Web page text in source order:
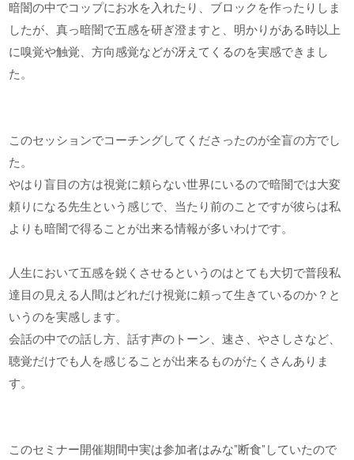
暗闇の中でコップにお水を入れたり、ブロックを作ったりしま
したが、真っ暗闇で五感を研ぎ澄ますと、明かりがある時以上
に嗅覚や触覚、方向感覚などが冴えてくるのを実感できまし
た。
このセッションでコーチングしてくださったのが全盲の方でし
た。
やはり盲目の方は視覚に頼らない世界にいるので暗闇では大変
頼りになる先生という感じで、当たり前のことですが彼らは私
よりも暗闇で得ることが出来る情報が多いわけです。
人生において五感を鋭くさせるというのはとても大切で普段私
達目の見える人間はどれだけ視覚に頼って生きているのか？と
いうのを実感します。
会話の中での話し方、話す声のトーン、速さ、やさしさなど、
聴覚だけでも人を感じることが出来るものがたくさんありま
す。
このセミナー開催期間中実は参加者はみな”断食”していたので